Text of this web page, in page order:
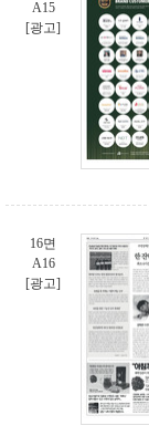
A15
[광고]
16면
A16
[광고]